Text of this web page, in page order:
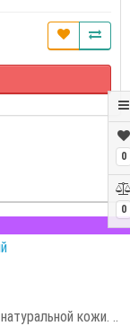
0
0
кожи. ..